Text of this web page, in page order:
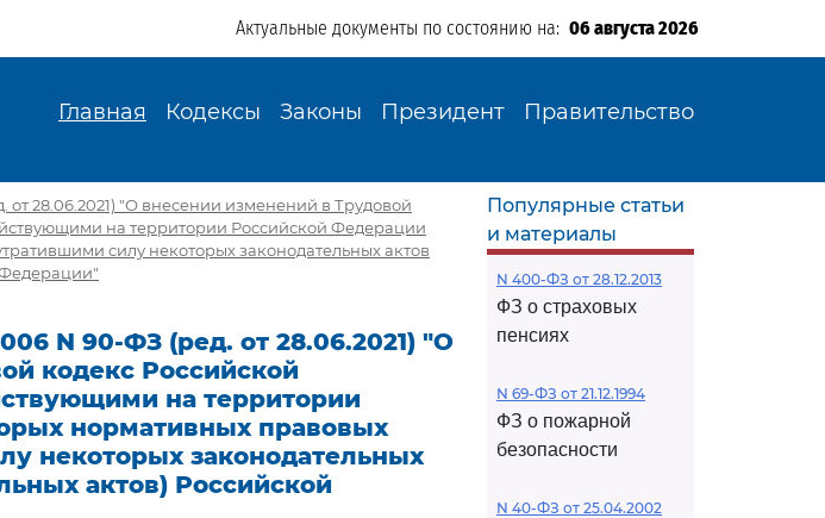
Актуальные документы по состоянию на: 06 августа 2026
Главная Кодексы Законы Президент Правительство
28.06.2021) "О внесении изменений в Трудовой
на территории Российской Федерации
силу некоторых законодательных актов
N 90-ФЗ (ред. от 28.06.2021) "О
кодекс Российской
на территории
нормативных правовых
некоторых законодательных
актов) Российской
Популярные статьи
и материалы
N 400-ФЗ от 28.12.2013
ФЗ о страховых
пенсиях
N 69-ФЗ от 21.12.1994
ФЗ о пожарной
безопасности
N 40-ФЗ от 25.04.2002